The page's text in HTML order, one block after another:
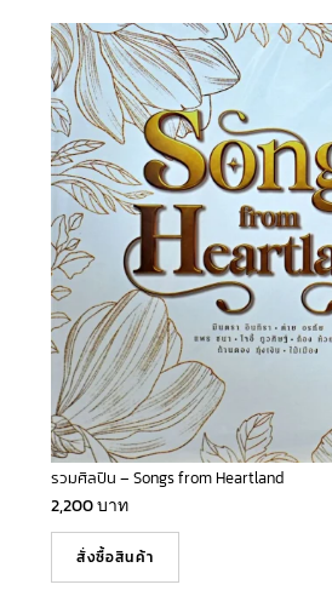
รวมศิลปิน – Songs from Heartland
2,200บาท
สั่งซื้อสินค้า